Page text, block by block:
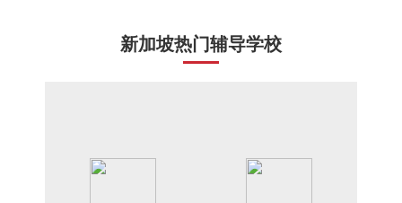
新加坡热门辅导学校